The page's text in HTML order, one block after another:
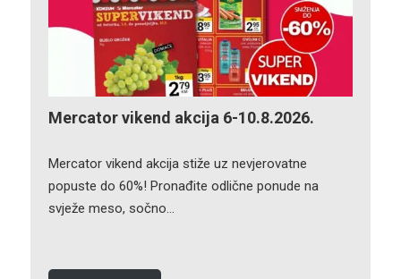
Mercator vikend akcija 6-10.8.2026.
Mercator vikend akcija stiže uz nevjerovatne
popuste do 60%! Pronađite odlične ponude na
svježe meso, sočno…